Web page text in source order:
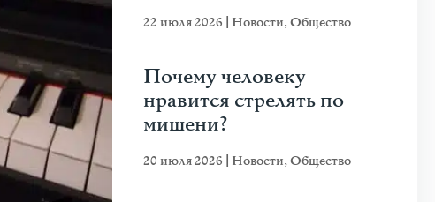
22 июля 2026 Новости,Общество
Почему человеку
нравится стрелять по
мишени?
20 июля 2026 Новости,Общество